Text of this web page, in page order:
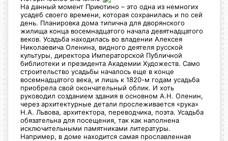
На данный момент Приютино – это одна из немногих
усадеб своего времени, которая сохранилась и по сей
день. Планировка дома типична для дворянского
жилища конца восемнадцатого начала девятнадцатого
веков. Усадьба находилась во владении Алексея
Николаевича Оленина, видного деятеля русской
культуры, директора Императорской Публичной
библиотеки и президента Академии Художеств. Само
строительство усадьбы началось еще в конце
восемнадцатого века, и лишь к 1820-м годам усадьба
приобрела свой окончательный облик. И хоть
руководил созданием здания в основном А.Н. Оленин,
через архитектурные детали прослеживается «рука»
Н.А. Львова, архитектора, переводчика, поэта. Усадьба
обязательна для посещения, так как наполнена
исключительными памятниками литературы.
Например, в доме находится самая прославленная